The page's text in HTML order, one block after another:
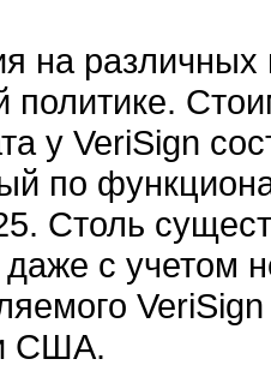
на различных
политике.
у VeriSign
по
Столь
с учетом
США.